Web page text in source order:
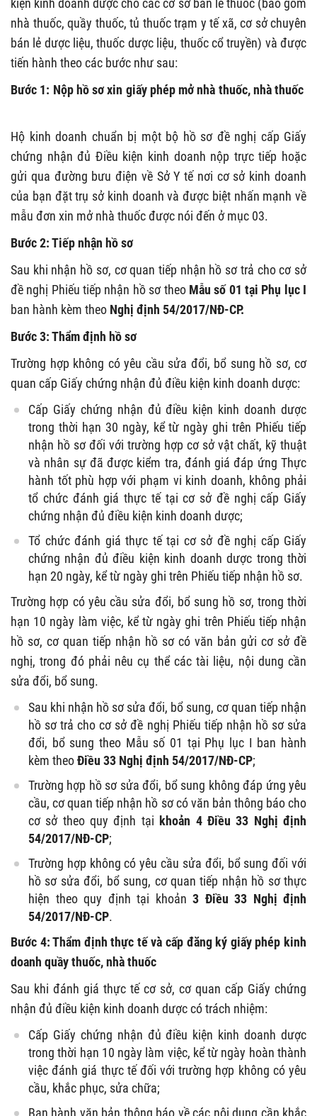
kiện kinh doanh dược cho các cơ sở bán lẻ thuốc (bao gồm
nhà thuốc, quầy thuốc, tủ thuốc trạm y tế xã, cơ sở chuyên
bán lẻ dược liệu, thuốc dược liệu, thuốc cổ truyền) và được
tiến hành theo các bước như sau:
Bước 1: Nộp hồ sơ xin giấy phép mở nhà thuốc, nhà thuốc
Hộ kinh doanh chuẩn bị một bộ hồ sơ đề nghị cấp Giấy
chứng nhận đủ Điều kiện kinh doanh nộp trực tiếp hoặc
gửi qua đường bưu điện về Sở Y tế nơi cơ sở kinh doanh
của bạn đặt trụ sở kinh doanh và được biệt nhấn mạnh về
mẫu đơn xin mở nhà thuốc được nói đến ở mục 03.
Bước 2: Tiếp nhận hồ sơ
Sau khi nhận hồ sơ, cơ quan tiếp nhận hồ sơ trả cho cơ sở
đề nghị Phiếu tiếp nhận hồ sơ theo Mẫu số 01 tại Phụ lục I
ban hành kèm theo Nghị định 54/2017/NĐ-CP.
Bước 3: Thẩm định hồ sơ
Trường hợp không có yêu cầu sửa đổi, bổ sung hồ sơ, cơ
quan cấp Giấy chứng nhận đủ điều kiện kinh doanh dược:
Cấp Giấy chứng nhận đủ điều kiện kinh doanh dược
trong thời hạn 30 ngày, kể từ ngày ghi trên Phiếu tiếp
nhận hồ sơ đối với trường hợp cơ sở vật chất, kỹ thuật
và nhân sự đã được kiểm tra, đánh giá đáp ứng Thực
hành tốt phù hợp với phạm vi kinh doanh, không phải
tổ chức đánh giá thực tế tại cơ sở đề nghị cấp Giấy
chứng nhận đủ điều kiện kinh doanh dược;
Tổ chức đánh giá thực tế tại cơ sở đề nghị cấp Giấy
chứng nhận đủ điều kiện kinh doanh dược trong thời
hạn 20 ngày, kể từ ngày ghi trên Phiếu tiếp nhận hồ sơ.
Trường hợp có yêu cầu sửa đổi, bổ sung hồ sơ, trong thời
hạn 10 ngày làm việc, kể từ ngày ghi trên Phiếu tiếp nhận
hồ sơ, cơ quan tiếp nhận hồ sơ có văn bản gửi cơ sở đề
nghị, trong đó phải nêu cụ thể các tài liệu, nội dung cần
sửa đổi, bổ sung.
Sau khi nhận hồ sơ sửa đổi, bổ sung, cơ quan tiếp nhận
hồ sơ trả cho cơ sở đề nghị Phiếu tiếp nhận hồ sơ sửa
đổi, bổ sung theo Mẫu số 01 tại Phụ lục I ban hành
kèm theoĐiều 33 Nghị định 54/2017/NĐ-CP;
Trường hợp hồ sơ sửa đổi, bổ sung không đáp ứng yêu
cầu, cơ quan tiếp nhận hồ sơ có văn bản thông báo cho
cơ sở theo quy định tại khoản 4 Điều 33 Nghị định
54/2017/NĐ-CP;
Trường hợp không có yêu cầu sửa đổi, bổ sung đối với
hồ sơ sửa đổi, bổ sung, cơ quan tiếp nhận hồ sơ thực
hiện theo quy định tại khoản 3 Điều 33 Nghị định
54/2017/NĐ-CP.
Bước 4: Thẩm định thực tế và cấp đăng ký giấy phép kinh
doanh quầy thuốc, nhà thuốc
Sau khi đánh giá thực tế cơ sở, cơ quan cấp Giấy chứng
nhận đủ điều kiện kinh doanh dược có trách nhiệm:
Cấp Giấy chứng nhận đủ điều kiện kinh doanh dược
trong thời hạn 10 ngày làm việc, kể từ ngày hoàn thành
việc đánh giá thực tế đối với trường hợp không có yêu
cầu, khắc phục, sửa chữa;
Ban hành văn bản thông báo về các nội dung cần khắc